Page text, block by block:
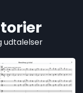
udtalelser